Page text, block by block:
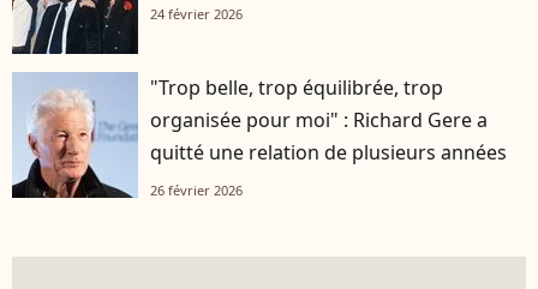
24 février 2026
"Trop belle, trop équilibrée, trop
organisée pour moi" : Richard Gere a
quitté une relation de plusieurs années
26 février 2026